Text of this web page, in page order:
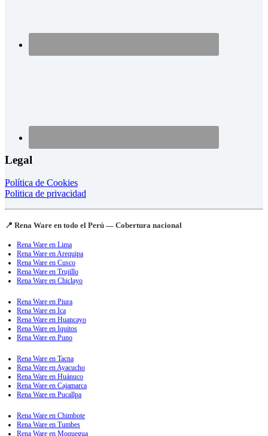
Legal
Política de Cookies
Politica de privacidad
📍 Rena Ware en todo el Perú — Cobertura nacional
Rena Ware en Lima
Rena Ware en Arequipa
Rena Ware en Cusco
Rena Ware en Trujillo
Rena Ware en Chiclayo
Rena Ware en Piura
Rena Ware en Ica
Rena Ware en Huancayo
Rena Ware en Iquitos
Rena Ware en Puno
Rena Ware en Tacna
Rena Ware en Ayacucho
Rena Ware en Huánuco
Rena Ware en Cajamarca
Rena Ware en Pucallpa
Rena Ware en Chimbote
Rena Ware en Tumbes
Rena Ware en Moquegua